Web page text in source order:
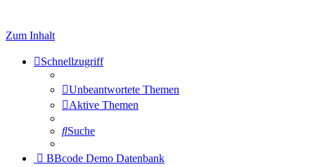
Zum Inhalt
Schnellzugriff
Unbeantwortete Themen
Aktive Themen
Suche
BBcode Demo Datenbank